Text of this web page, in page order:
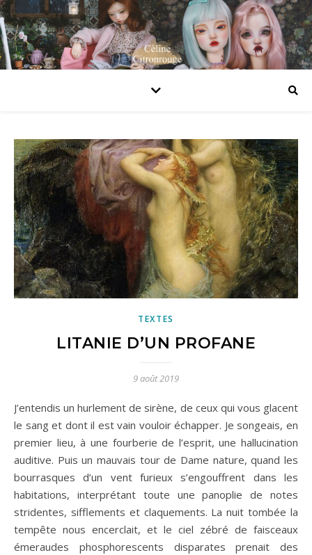
TEXTES
LITANIE D’UN PROFANE
9 août 2019
J’entendis un hurlement de sirène, de ceux qui vous glacent
le sang et dont il est vain vouloir échapper. Je songeais, en
premier lieu, à une fourberie de l’esprit, une hallucination
auditive. Puis un mauvais tour de Dame nature, quand les
bourrasques d’un vent furieux s’engouffrent dans les
habitations, interprétant toute une panoplie de notes
stridentes, sifflements et claquements. La nuit tombée la
tempête nous encerclait, et le ciel zébré de faisceaux
émeraudes phosphorescents disparates prenait des